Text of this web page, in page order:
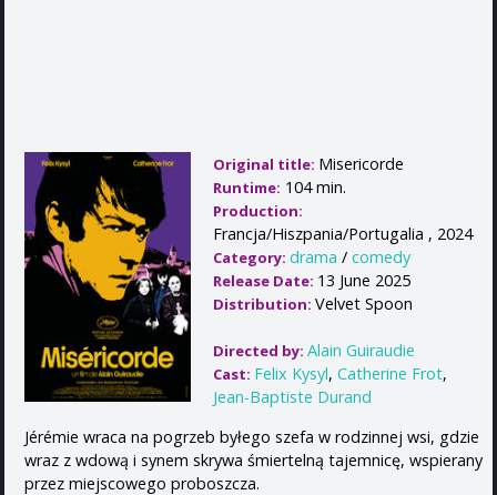
Original title: Misericorde
Runtime: 104 min.
Production:
Francja/Hiszpania/Portugalia , 2024
Category: drama / comedy
Release Date: 13 June 2025
Distribution: Velvet Spoon
Directed by: Alain Guiraudie
Cast: Felix Kysyl, Catherine Frot,
Jean-Baptiste Durand
Jérémie wraca na pogrzeb byłego szefa w rodzinnej wsi, gdzie
wraz z wdową i synem skrywa śmiertelną tajemnicę, wspierany
przez miejscowego proboszcza.